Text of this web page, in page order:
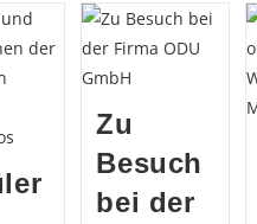
Kinder
Kinder
Mittelschule
Auf
Kapellplatz
Umwelt
Ein!
Zu
Besuch
bei der